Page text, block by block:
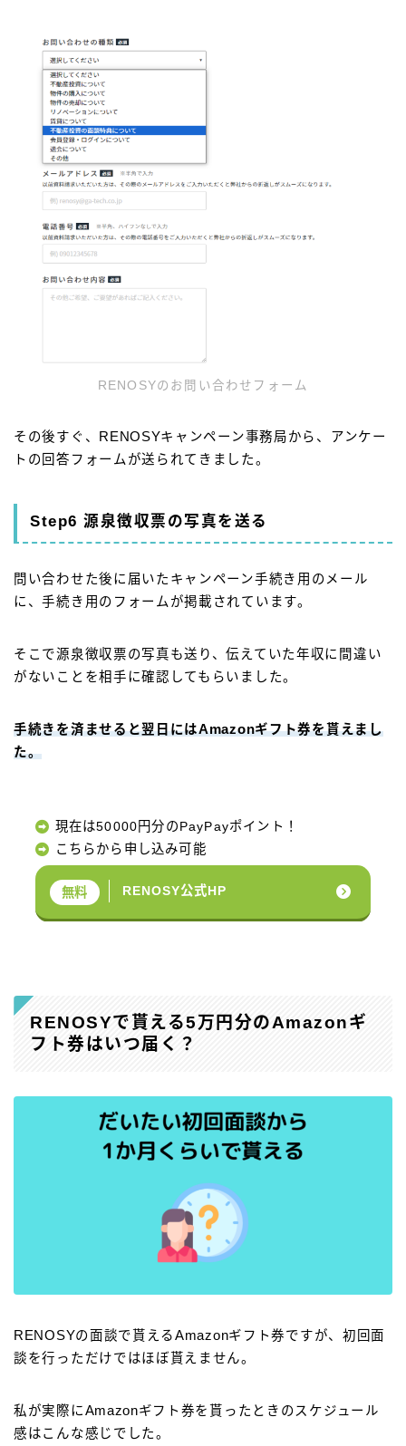
RENOSYのお問い合わせフォーム
その後すぐ、RENOSYキャンペーン事務局から、アンケー
トの回答フォームが送られてきました。
Step6 源泉徴収票の写真を送る
問い合わせた後に届いたキャンペーン手続き用のメール
に、手続き用のフォームが掲載されています。
そこで源泉徴収票の写真も送り、伝えていた年収に間違い
がないことを相手に確認してもらいました。
手続きを済ませると翌日にはAmazonギフト券を貰えまし
た。
現在は50000円分のPayPayポイント！
こちらから申し込み可能
無料 RENOSY公式HP
RENOSYで貰える5万円分のAmazonギ
フト券はいつ届く？
RENOSYの面談で貰えるAmazonギフト券ですが、初回面
談を行っただけではほぼ貰えません。
私が実際にAmazonギフト券を貰ったときのスケジュール
感はこんな感じでした。